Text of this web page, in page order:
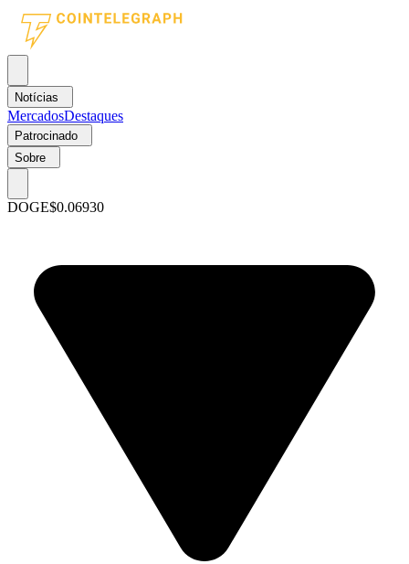
Notícias
MercadosDestaques
Patrocinado
Sobre
DOGE$0.06930